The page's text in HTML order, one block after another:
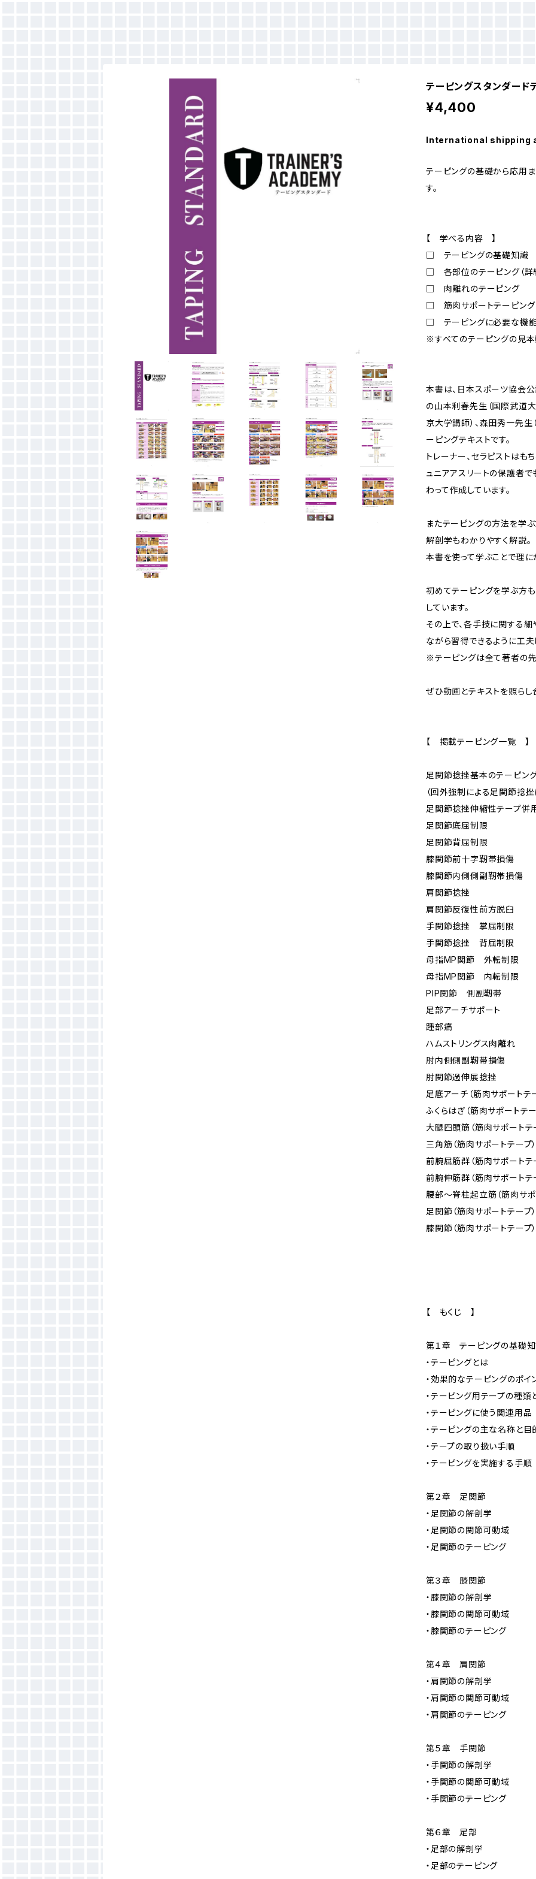
テーピングスタンダード
¥4,400
International shipping
テーピングの基礎から応用
す。
【 学べる内容 】
□ テーピングの基礎知識
□ 各部位のテーピング（詳
□ 肉離れのテーピング
□ 筋肉サポートテーピング
□ テーピングに必要な機
※すべてのテーピングの見本
本書は、日本スポーツ協会
の山本利春先生（国際武道
京大学講師）、森田秀一先
ーピングテキストです。
トレーナー、セラピストはも
ュニアアスリートの保護者
わって作成しています。
またテーピングの方法を学
解剖学もわかりやすく解説。
本書を使って学ぶことで理に
初めてテーピングを学ぶ方
しています。
その上で、各手技に関する
ながら習得できるように工夫
※テーピングは全て著者の先
ぜひ動画とテキストを照らし
【 掲載テーピング一覧 】
足関節捻挫基本のテーピン
（回外強制による足関節捻
足関節捻挫伸縮性テープ併
足関節底屈制限
足関節背屈制限
膝関節前十字靭帯損傷
膝関節内側側副靭帯損傷
肩関節捻挫
肩関節反復性前方脱臼
手関節捻挫 掌屈制限
手関節捻挫 背屈制限
母指MP関節 外転制限
母指MP関節 内転制限
PIP関節 側副靭帯
足部アーチサポート
踵部痛
ハムストリングス肉離れ
肘内側側副靭帯損傷
肘関節過伸展捻挫
足底アーチ（筋肉サポートテ
ふくらはぎ（筋肉サポートテ
大腿四頭筋（筋肉サポートテ
三角筋（筋肉サポートテープ
前腕屈筋群（筋肉サポートテ
前腕伸筋群（筋肉サポートテ
腰部〜脊柱起立筋（筋肉サポ
足関節（筋肉サポートテープ
膝関節（筋肉サポートテープ
【 もくじ 】
第１章 テーピングの基礎
・テーピングとは
・効果的なテーピングのポイ
・テーピング用テープの種
・テーピングに使う関連用品
・テーピングの主な名称と目
・テープの取り扱い手順
・テーピングを実施する手順
第２章 足関節
・足関節の解剖学
・足関節の関節可動域
・足関節のテーピング
第３章 膝関節
・膝関節の解剖学
・膝関節の関節可動域
・膝関節のテーピング
第４章 肩関節
・肩関節の解剖学
・肩関節の関節可動域
・肩関節のテーピング
第５章 手関節
・手関節の解剖学
・手関節の関節可動域
・手関節のテーピング
第６章 足部
・足部の解剖学
・足部のテーピング